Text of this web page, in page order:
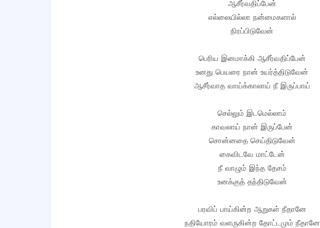
ஆசீர்வதிப்பேன்
எல்லையில்லா நன்மைகளால்
நிரப்பிடுவேன்
பெரிய இனமாக்கி ஆசீர்வதிப்பேன்
உனது பெயரை நான் உயர்த்திடுவேன்
ஆசீர்வாத வாய்க்காலாய் நீ இருப்பாய்
செல்லும் இடமெல்லாம்
காவலாய் நான் இருப்பேன்
சொன்னதை செய்திடுவேன்
கைவிடவே மாட்டேன்
நீ வாழும் இந்த தேசம்
உனக்குத் தந்திடுவேன்
பரவிப் பாய்கின்ற ஆறுகள் நீதானே
நதியோரம் வளருகின்ற தோட்டமும் நீதானே